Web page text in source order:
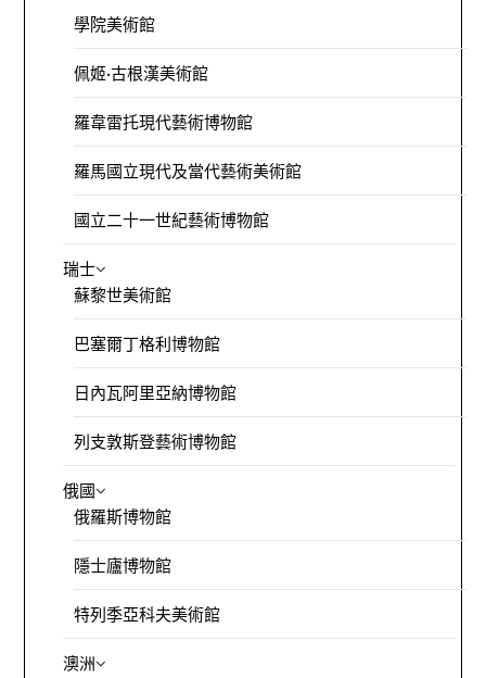
學院美術館
佩姬·古根漢美術館
羅韋雷托現代藝術博物館
羅馬國立現代及當代藝術美術館
國立二十一世紀藝術博物館
瑞士
蘇黎世美術館
巴塞爾丁格利博物館
日內瓦阿里亞納博物館
列支敦斯登藝術博物館
俄國
俄羅斯博物館
隱士廬博物館
特列季亞科夫美術館
澳洲